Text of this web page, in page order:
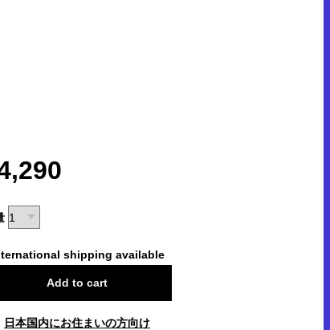
shipping available
Add to cart
日本国内にお住まいの方向け